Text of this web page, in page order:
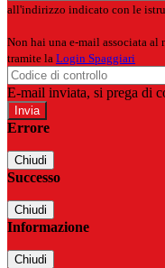
all'indirizzo indicato con le
Non hai una e-mail associata al
tramite la Login Spaggiari
E-mail inviata, si prega di
Errore
Chiudi
Successo
Chiudi
Informazione
Chiudi